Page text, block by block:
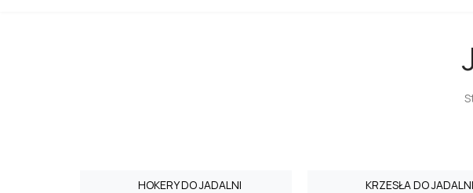
HOKERY DO JADALNI KRZESŁA DO JADALNI